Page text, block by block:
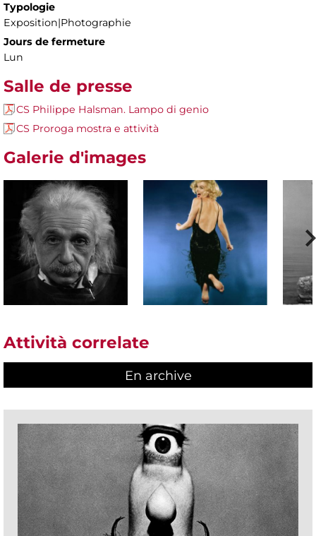
Typologie
Exposition|Photographie
Jours de fermeture
Lun
Salle de presse
CS Philippe Halsman. Lampo di genio
CS Proroga mostra e attività
Galerie d'images
Attività correlate
En archive